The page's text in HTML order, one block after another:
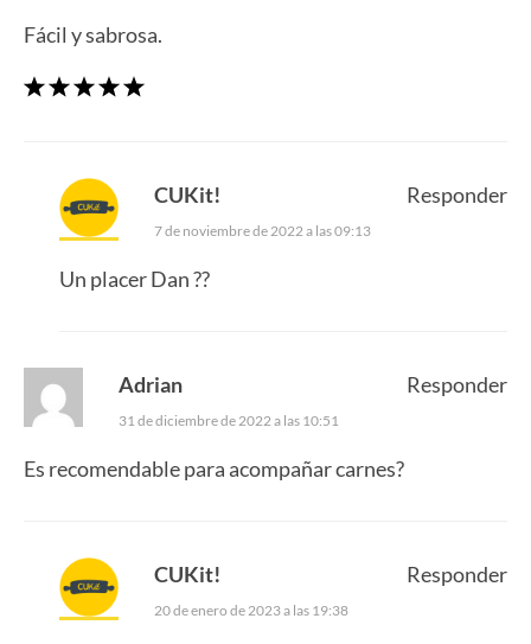
Fácil y sabrosa.
CUKit!
7 de noviembre de 2022 a las 09:13
Un placer Dan ??
Responder
Adrian
31 de diciembre de 2022 a las 10:51
Es recomendable para acompañar carnes?
Responder
CUKit!
20 de enero de 2023 a las 19:38
Responder